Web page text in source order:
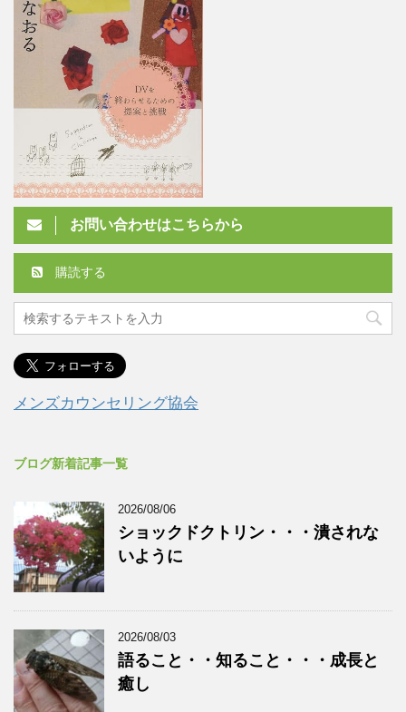
お問い合わせはこちらから
購読する
メンズカウンセリング協会
ブログ新着記事一覧
2026/08/06
ショックドクトリン・・・潰されな
いように
2026/08/03
語ること・・知ること・・・成長と
癒し